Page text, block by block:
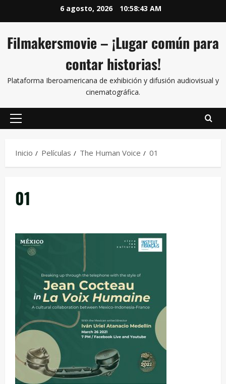
6 agosto, 2026 10:58:44 AM
Filmakersmovie – ¡Lugar común para
contar historias!
Plataforma Iberoamericana de exhibición y difusión audiovisual y
cinematográfica.
Inicio Películas The Human Voice 01
01